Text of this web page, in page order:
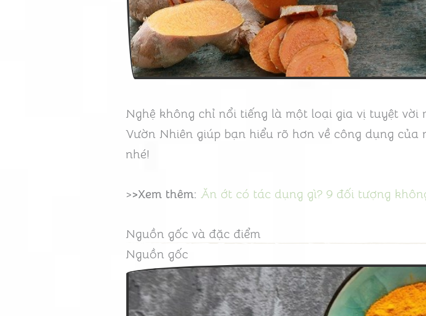
Nghệ không chỉ nổi tiếng là một loại gia vị tuyệt
Vườn Nhiên giúp bạn hiểu rõ hơn về công dụng
nhé!
>>Xem thêm: Ăn ớt có tác dụng gì? 9 đối tượng
Nguồn gốc và đặc điểm
Nguồn gốc